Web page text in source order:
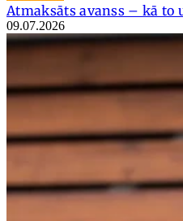
Atmaksāts avanss – kā to
09.07.2026